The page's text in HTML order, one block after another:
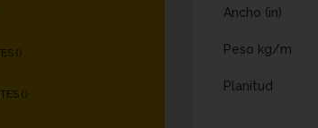
()
()
Ancho (in)
Peso kg/m
Planitud